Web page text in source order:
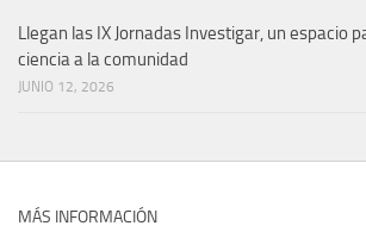
Llegan las IX Jornadas Investigar, un espacio
ciencia a la comunidad
JUNIO 12, 2026
MÁS INFORMACIÓN